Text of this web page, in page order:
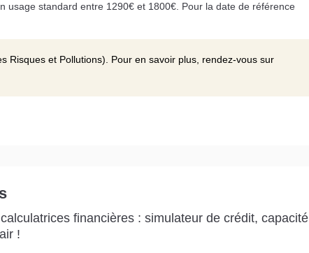
usage standard entre 1290€ et 1800€. Pour la date de référence
Risques et Pollutions). Pour en savoir plus, rendez-vous sur
financières : simulateur de crédit, capacité
!